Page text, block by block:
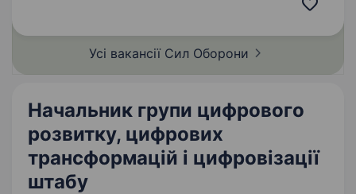
та передові технології. Якщо ти хочеш
долучитися до інноваційного руху…
Усі вакансії Сил Оборони
Начальник групи цифрового
розвитку, цифрових
трансформацій і цифровізації
штабу